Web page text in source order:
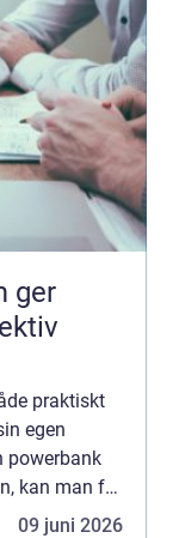
ger
praktiskt
egen
powerbank
kan man få
09 juni 2026